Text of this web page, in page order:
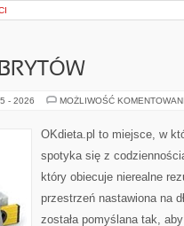
- 2026 MOŻLIWOŚĆ
OKdieta.pl to miejsce, w
spotyka się z
który obiecuje nierealne
przestrzeń nastawiona na
została pomyślana tak,